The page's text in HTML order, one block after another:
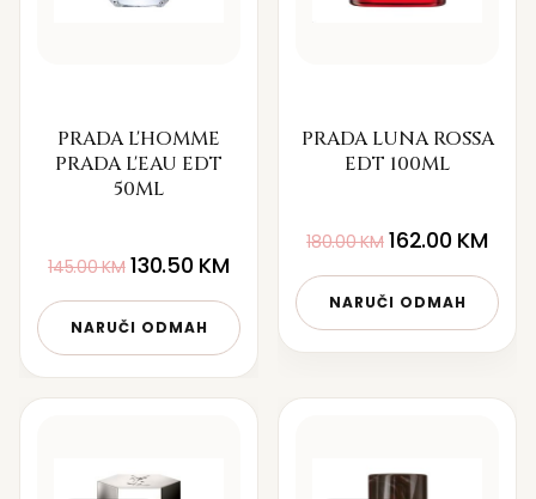
PRADA L'HOMME
PRADA L'EAU EDT
50ML
145.00KM 130.50 KM
NARUČI ODMAH
PRADA LUNA ROSSA
EDT 100ML
180.00KM 162.00 KM
NARUČI ODMAH